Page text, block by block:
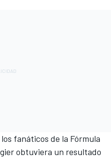
fanáticos de la Fórmula
obtuviera un resultado